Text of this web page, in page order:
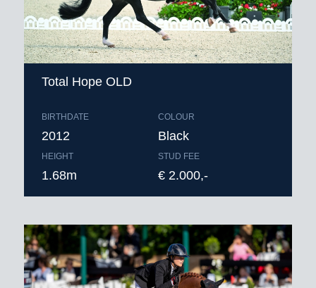
Total Hope OLD
BIRTHDATE
2012
HEIGHT
1.68m
COLOUR
Black
STUD FEE
€ 2.000,-